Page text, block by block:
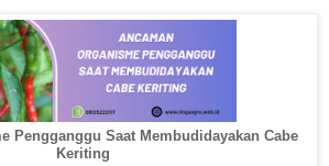
Pengganggu Saat Membudidayakan Cabe
Keriting